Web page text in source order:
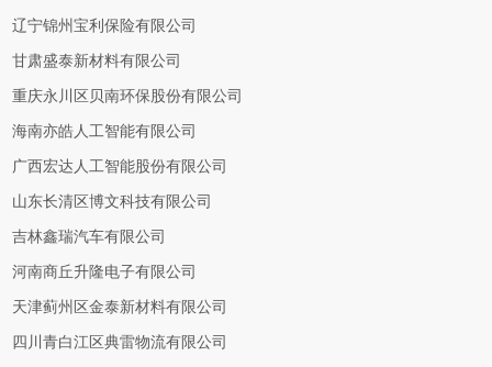
辽宁锦州宝利保险有限公司
甘肃盛泰新材料有限公司
重庆永川区贝南环保股份有限公司
海南亦皓人工智能有限公司
广西宏达人工智能股份有限公司
山东长清区博文科技有限公司
吉林鑫瑞汽车有限公司
河南商丘升隆电子有限公司
天津蓟州区金泰新材料有限公司
四川青白江区典雷物流有限公司